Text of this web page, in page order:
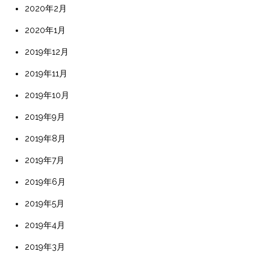
2020年2月
2020年1月
2019年12月
2019年11月
2019年10月
2019年9月
2019年8月
2019年7月
2019年6月
2019年5月
2019年4月
2019年3月